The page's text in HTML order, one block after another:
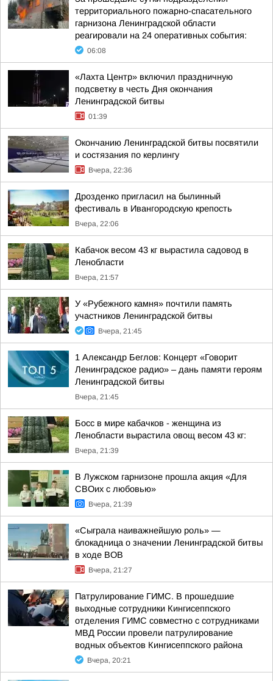
территориального пожарно-спасательного
гарнизона Ленинградской области
реагировали на 24 оперативных события:
06:08
«Лахта Центр» включил праздничную
подсветку в честь Дня окончания
Ленинградской битвы
01:39
Окончанию Ленинградской битвы посвятили
и состязания по керлингу
Вчера, 22:36
Дрозденко пригласил на былинный
фестиваль в Ивангородскую крепость
Вчера, 22:06
Кабачок весом 43 кг вырастила садовод в
Ленобласти
Вчера, 21:57
У «Рубежного камня» почтили память
участников Ленинградской битвы
Вчера, 21:45
1 Александр Беглов: Концерт «Говорит
Ленинградское радио» – дань памяти героям
Ленинградской битвы
Вчера, 21:45
Босс в мире кабачков - женщина из
Ленобласти вырастила овощ весом 43 кг:
Вчера, 21:39
В Лужском гарнизоне прошла акция «Для
СВОих с любовью»
Вчера, 21:39
«Сыграла наиважнейшую роль» —
блокадница о значении Ленинградской битвы
в ходе ВОВ
Вчера, 21:27
Патрулирование ГИМС. В прошедшие
выходные сотрудники Кингисеппского
отделения ГИМС совместно с сотрудниками
МВД России провели патрулирование
водных объектов Кингисеппского района
Вчера, 20:21